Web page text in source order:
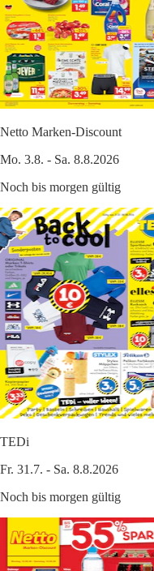
Netto Marken-Discount
Mo. 3.8. - Sa. 8.8.2026
Noch bis morgen gültig
TEDi
Fr. 31.7. - Sa. 8.8.2026
Noch bis morgen gültig